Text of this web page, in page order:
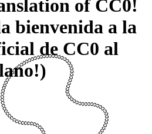
of CC0!
bienvenida a la
de CC0 al